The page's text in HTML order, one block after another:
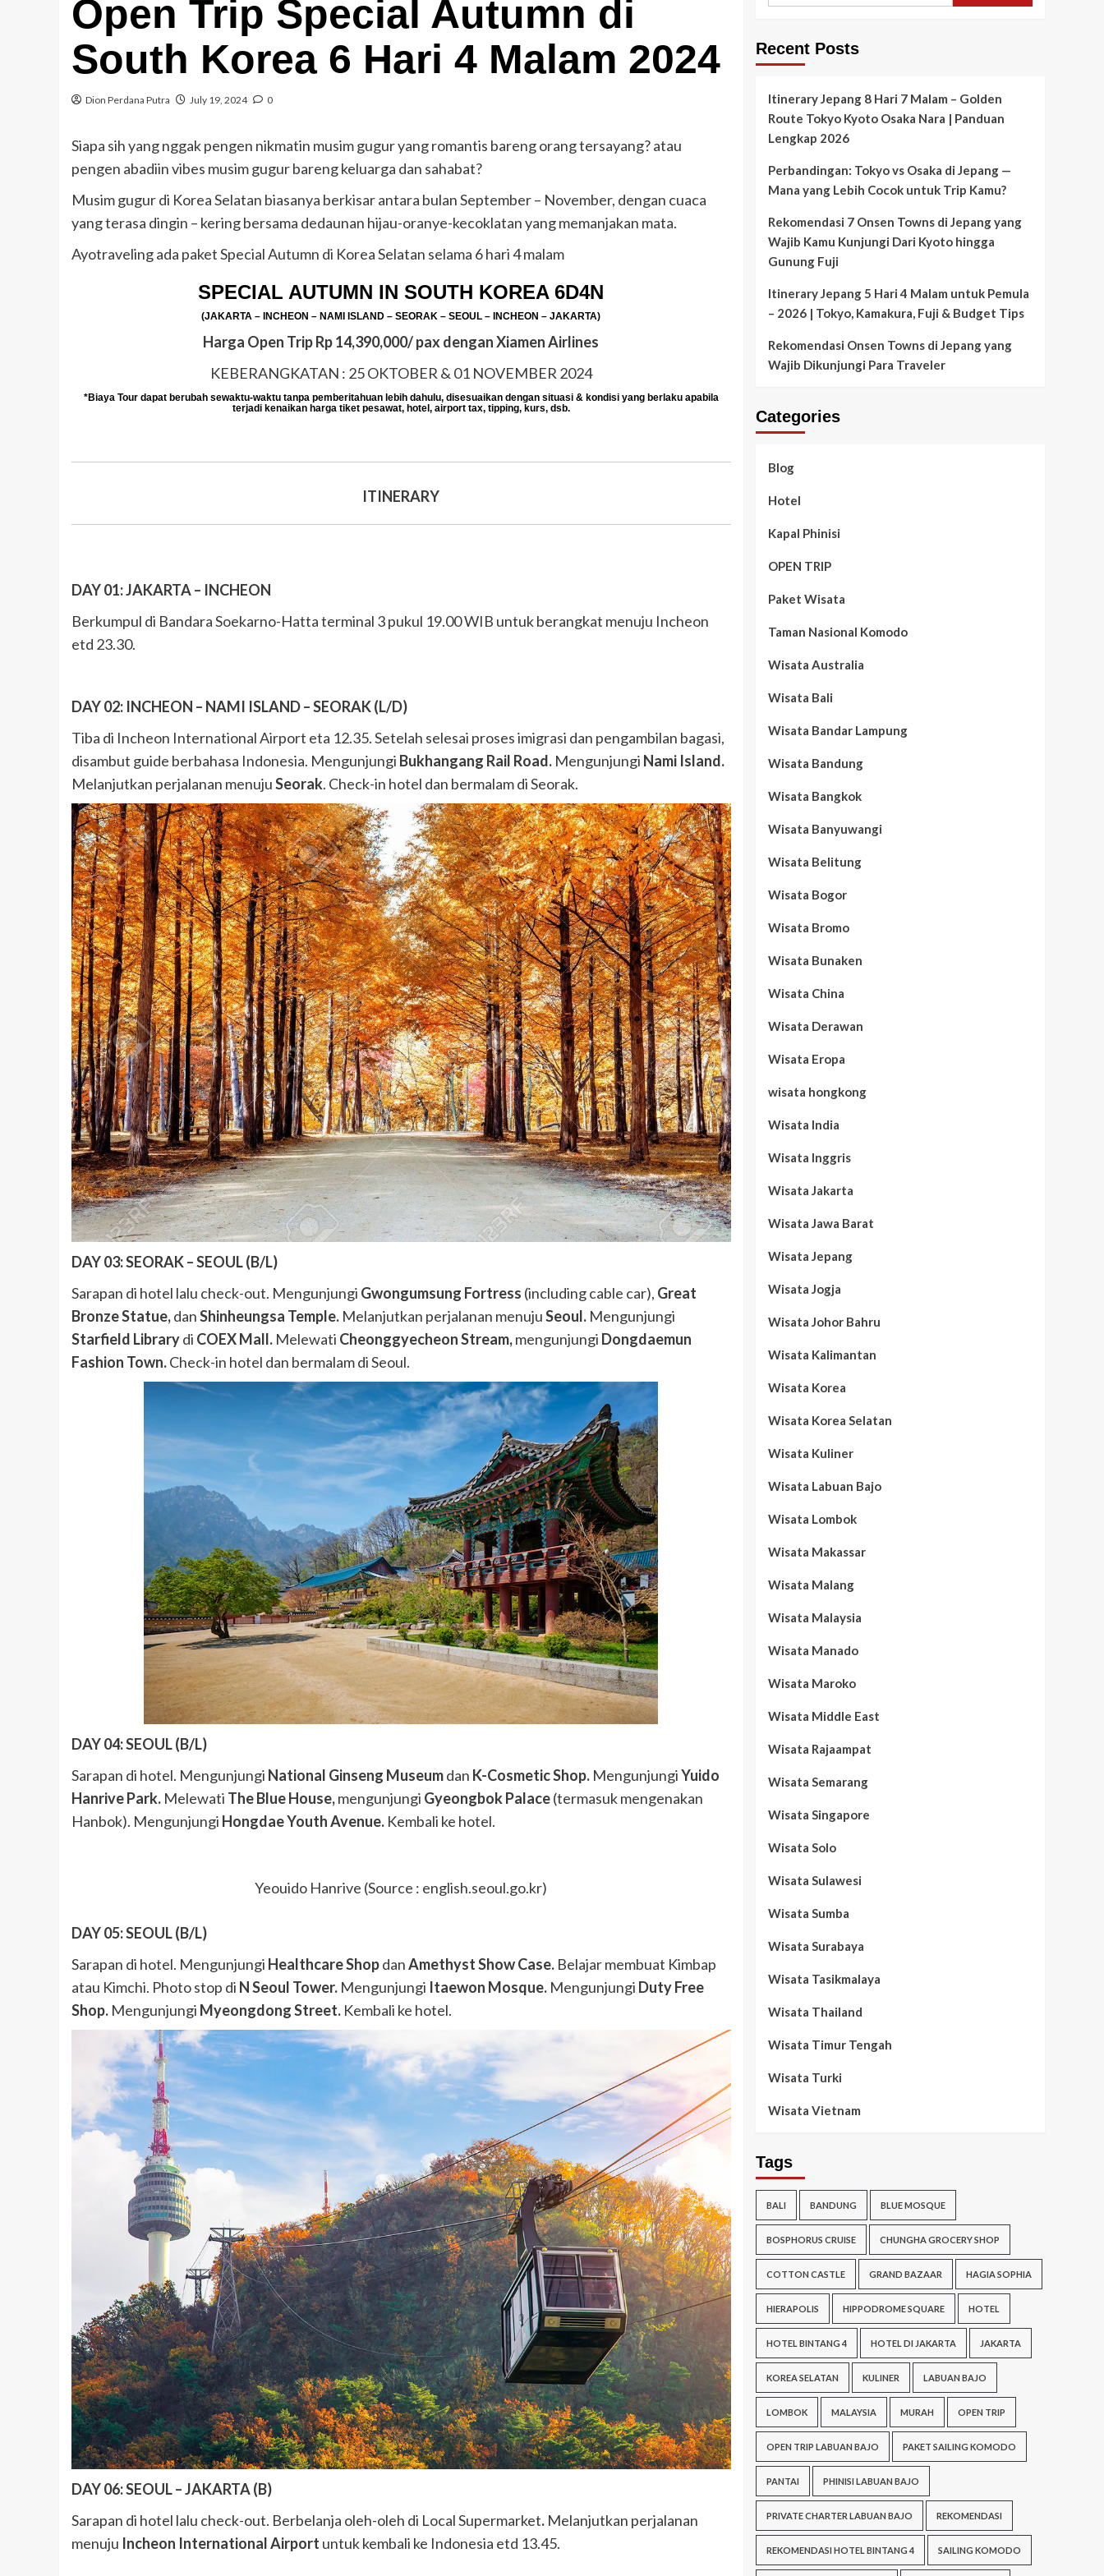
Open Trip Special Autumn di
South Korea 6 Hari 4 Malam 2024
Dion Perdana Putra July 19, 2024 0
Siapa sih yang nggak pengen nikmatin musim gugur yang romantis bareng orang tersayang? atau
pengen abadiin vibes musim gugur bareng keluarga dan sahabat?
Musim gugur di Korea Selatan biasanya berkisar antara bulan September – November, dengan cuaca
yang terasa dingin – kering bersama dedaunan hijau-oranye-kecoklatan yang memanjakan mata.
Ayotraveling ada paket Special Autumn di Korea Selatan selama 6 hari 4 malam
SPECIAL AUTUMN IN SOUTH KOREA 6D4N
(JAKARTA – INCHEON – NAMI ISLAND – SEORAK – SEOUL – INCHEON – JAKARTA)
Harga Open Trip Rp 14,390,000/ pax dengan Xiamen Airlines
KEBERANGKATAN : 25 OKTOBER & 01 NOVEMBER 2024
*Biaya Tour dapat berubah sewaktu-waktu tanpa pemberitahuan lebih dahulu, disesuaikan dengan situasi & kondisi yang berlaku apabila
terjadi kenaikan harga tiket pesawat, hotel, airport tax, tipping, kurs, dsb.
ITINERARY
DAY 01: JAKARTA – INCHEON
Berkumpul di Bandara Soekarno-Hatta terminal 3 pukul 19.00 WIB untuk berangkat menuju Incheon
etd 23.30.
DAY 02: INCHEON – NAMI ISLAND – SEORAK (L/D)
Tiba di Incheon International Airport eta 12.35. Setelah selesai proses imigrasi dan pengambilan bagasi,
disambut guide berbahasa Indonesia. Mengunjungi Bukhangang Rail Road. Mengunjungi Nami Island.
Melanjutkan perjalanan menujuSeorak. Check-in hotel dan bermalam di Seorak.
DAY 03: SEORAK – SEOUL (B/L)
Sarapan di hotel lalu check-out. Mengunjungi Gwongumsung Fortress (including cable car), Great
Bronze Statue,danShinheungsa Temple. Melanjutkan perjalanan menujuSeoul. Mengunjungi
Starfield Librarydi COEX Mall. Melewati Cheonggyecheon Stream,mengunjungi Dongdaemun
Fashion Town.Check-in hotel dan bermalam di Seoul.
DAY 04: SEOUL (B/L)
Sarapan di hotel. Mengunjungi National Ginseng Museumdan K-Cosmetic Shop. MengunjungiYuido
Hanrive Park. Melewati The Blue House,mengunjungi Gyeongbok Palace(termasuk mengenakan
Hanbok). Mengunjungi Hongdae Youth Avenue. Kembali ke hotel.
Yeouido Hanrive (Source : english.seoul.go.kr)
DAY 05: SEOUL (B/L)
Sarapan di hotel. Mengunjungi Healthcare ShopdanAmethyst Show Case. Belajar membuat Kimbap
atau Kimchi. Photo stop di N Seoul Tower. Mengunjungi Itaewon Mosque. Mengunjungi Duty Free
Shop. Mengunjungi Myeongdong Street. Kembali ke hotel.
DAY 06: SEOUL – JAKARTA (B)
Sarapan di hotel lalu check-out. Berbelanja oleh-oleh di Local Supermarket. Melanjutkan perjalanan
menuju Incheon International Airport untuk kembali ke Indonesia etd 13.45.
Recent Posts
Itinerary Jepang 8 Hari 7 Malam – Golden
Route Tokyo Kyoto Osaka Nara | Panduan
Lengkap 2026
Perbandingan: Tokyo vs Osaka di Jepang —
Mana yang Lebih Cocok untuk Trip Kamu?
Rekomendasi 7 Onsen Towns di Jepang yang
Wajib Kamu Kunjungi Dari Kyoto hingga
Gunung Fuji
Itinerary Jepang 5 Hari 4 Malam untuk Pemula
– 2026 | Tokyo, Kamakura, Fuji & Budget Tips
Rekomendasi Onsen Towns di Jepang yang
Wajib Dikunjungi Para Traveler
Categories
Blog
Hotel
Kapal Phinisi
OPEN TRIP
Paket Wisata
Taman Nasional Komodo
Wisata Australia
Wisata Bali
Wisata Bandar Lampung
Wisata Bandung
Wisata Bangkok
Wisata Banyuwangi
Wisata Belitung
Wisata Bogor
Wisata Bromo
Wisata Bunaken
Wisata China
Wisata Derawan
Wisata Eropa
wisata hongkong
Wisata India
Wisata Inggris
Wisata Jakarta
Wisata Jawa Barat
Wisata Jepang
Wisata Jogja
Wisata Johor Bahru
Wisata Kalimantan
Wisata Korea
Wisata Korea Selatan
Wisata Kuliner
Wisata Labuan Bajo
Wisata Lombok
Wisata Makassar
Wisata Malang
Wisata Malaysia
Wisata Manado
Wisata Maroko
Wisata Middle East
Wisata Rajaampat
Wisata Semarang
Wisata Singapore
Wisata Solo
Wisata Sulawesi
Wisata Sumba
Wisata Surabaya
Wisata Tasikmalaya
Wisata Thailand
Wisata Timur Tengah
Wisata Turki
Wisata Vietnam
Tags
BALI BANDUNG BLUE MOSQUE
BOSPHORUS CRUISE CHUNGHA GROCERY SHOP
COTTON CASTLE GRAND BAZAAR HAGIA SOPHIA
HIERAPOLIS HIPPODROME SQUARE HOTEL
HOTEL BINTANG 4 HOTEL DI JAKARTA JAKARTA
KOREA SELATAN KULINER LABUAN BAJO
LOMBOK MALAYSIA MURAH OPEN TRIP
OPEN TRIP LABUAN BAJO PAKET SAILING KOMODO
PANTAI PHINISI LABUAN BAJO
PRIVATE CHARTER LABUAN BAJO REKOMENDASI
REKOMENDASI HOTEL BINTANG 4 SAILING KOMODO